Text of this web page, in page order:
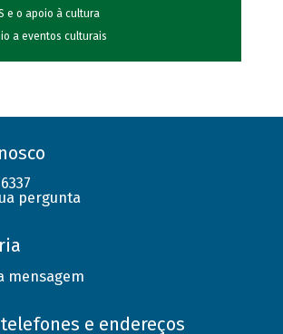
e o apoio à cultura
a eventos culturais
pergunta
mensagem
e endereços